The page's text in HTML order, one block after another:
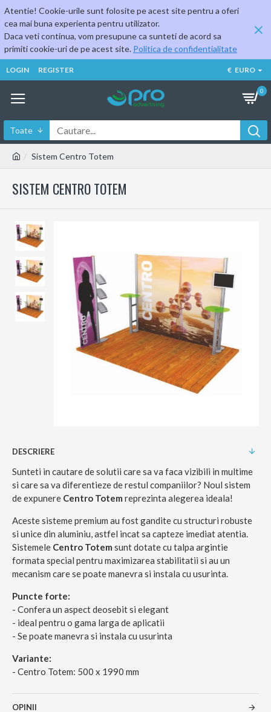
Atentie! Cookie-urile sunt folosite pe acest site pentru a oferi
cea mai buna experienta pentru utilizator.
Daca veti continua, vom presupune ca sunteti de acord sa
primiti cookie-uri de pe acest site. Politica de confidentialitate
LOGIN REGISTER € EURO
0
Toate
Sistem Centro Totem
SISTEM CENTRO TOTEM
DESCRIERE
Sunteti in cautare de solutii care sa va faca vizibili in multime
si care sa va diferentieze de restul companiilor? Noul sistem
de expunere Centro Totem reprezinta alegerea ideala!
Aceste sisteme premium au fost gandite cu structuri robuste
si unice din aluminiu, astfel incat sa capteze imediat atentia.
Sistemele Centro Totem sunt dotate cu talpa argintie
formata special pentru maximizarea stabilitatii si au un
mecanism care se poate manevra si instala cu usurinta.
Puncte forte:
- Confera un aspect deosebit si elegant
- ideal pentru o gama larga de aplicatii
- Se poate manevra si instala cu usurinta
Variante:
- Centro Totem: 500 x 1990 mm
OPINII